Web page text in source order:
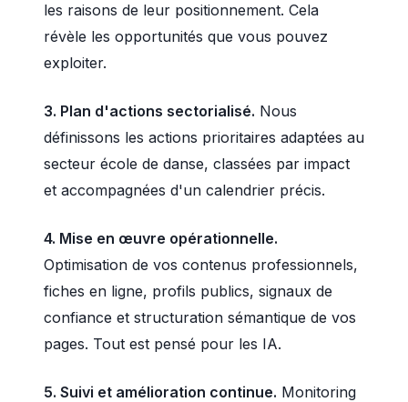
les raisons de leur positionnement. Cela
révèle les opportunités que vous pouvez
exploiter.
3. Plan d'actions sectorialisé. Nous
définissons les actions prioritaires adaptées au
secteur école de danse, classées par impact
et accompagnées d'un calendrier précis.
4. Mise en œuvre opérationnelle.
Optimisation de vos contenus professionnels,
fiches en ligne, profils publics, signaux de
confiance et structuration sémantique de vos
pages. Tout est pensé pour les IA.
5. Suivi et amélioration continue. Monitoring